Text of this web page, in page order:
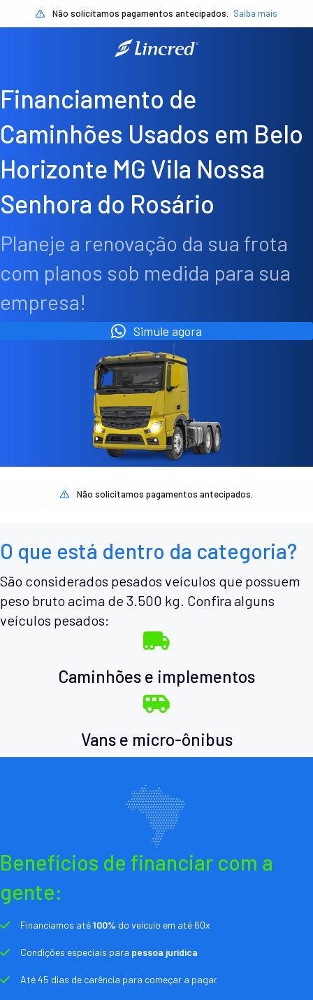
Não solicitamos pagamentos antecipados. Saiba mais
Financiamento de
Caminhões Usados em Belo
Horizonte MG Vila Nossa
Senhora do Rosário
Planeje a renovação da sua frota
com planos sob medida para sua
empresa!
Simule agora
Não solicitamos pagamentos antecipados.
O que está dentro da categoria?
São considerados pesados veículos que possuem
peso bruto acima de 3.500 kg. Confira alguns
veículos pesados:
Caminhões e implementos
Vans e micro-ônibus
Benefícios de financiar com a
gente:
Financiamos até100% do veículo em até 60x
Condições especiais para pessoa jurídica
Até 45 dias de carência para começar a pagar